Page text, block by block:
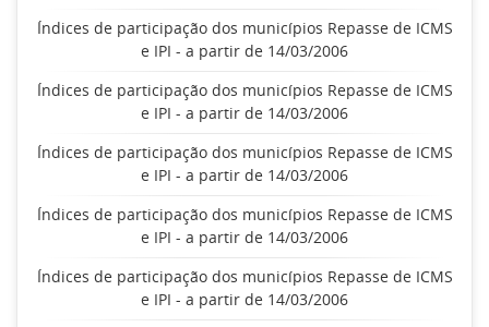
Índices de participação dos municípios Repasse de ICMS
e IPI - a partir de 14/03/2006
Índices de participação dos municípios Repasse de ICMS
e IPI - a partir de 14/03/2006
Índices de participação dos municípios Repasse de ICMS
e IPI - a partir de 14/03/2006
Índices de participação dos municípios Repasse de ICMS
e IPI - a partir de 14/03/2006
Índices de participação dos municípios Repasse de ICMS
e IPI - a partir de 14/03/2006